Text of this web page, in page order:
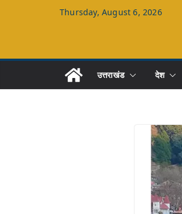
Thursday, August 6, 2026
उत्तराखंड देश